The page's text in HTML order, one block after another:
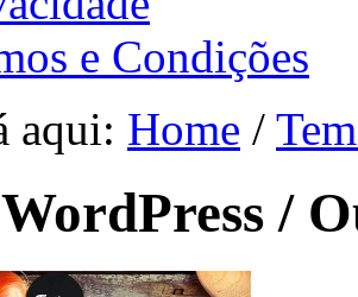
e Condições
aqui: Home /
/